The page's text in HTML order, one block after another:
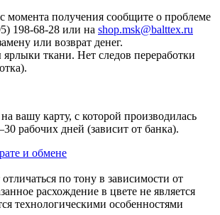
момента получения сообщите о проблеме
198-68-28 или на shop.msk@balttex.ru
или возврат денег.
ткани. Нет следов переработки
вашу карту, с которой производилась
рабочих дней (зависит от банка).
и обмене
по тону в зависимости от
расхождение в цвете не является
технологическими особенностями